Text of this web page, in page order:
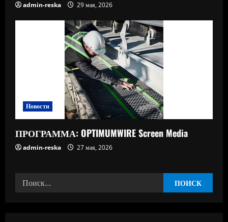
admin-reska 29 мая, 2026
Новости
ПРОГРАММА: OPTIMUMWIRE Screen Media
admin-reska 27 мая, 2026
Найти: